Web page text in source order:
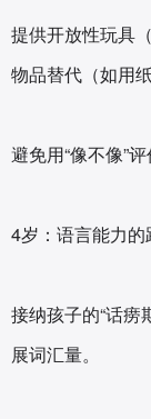
提供开放性玩具
物品替代（如用
避免用“像不像”
4岁：语言能力的
接纳孩子的“话痨
展词汇量。